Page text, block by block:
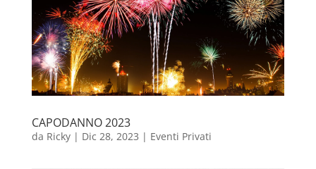
CAPODANNO 2023
da Ricky| Dic 28, 2023 | Eventi Privati